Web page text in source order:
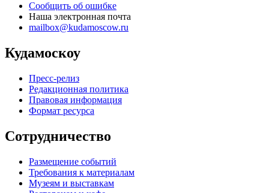
Сообщить об ошибке
Наша электронная почта
mailbox@kudamoscow.ru
Кудамоскоу
Пресс-релиз
Редакционная политика
Правовая информация
Формат ресурса
Сотрудничество
Размещение событий
Требования к материалам
Музеям и выставкам